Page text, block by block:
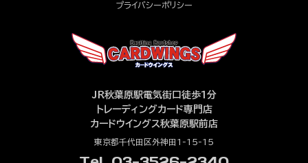
プライバシーポリシー
JR秋葉原駅電気街口徒歩1分
トレーディングカード専門店
カードウイングス秋葉原駅前店
東京都千代田区外神田1-15-15